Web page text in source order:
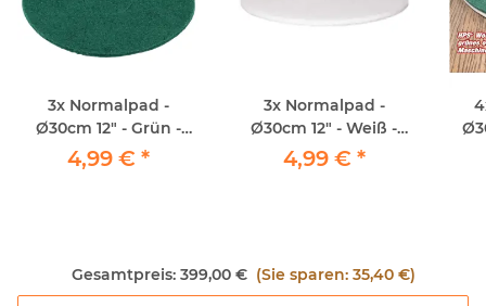
3x Normalpad -
Ø30cm 12" - Grün -
Maschinenpad
4,99 € *
3x Normalpad -
Ø30cm 12" - Weiß -
Maschinenpad
4,99 € *
Gesamtpreis: 399,00 € (Sie sparen: 35,40 €)